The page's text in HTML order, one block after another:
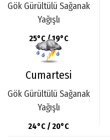
Gök Gürültülü Sağanak
Yağışlı
25°C / 19°C
Cumartesi
Gök Gürültülü Sağanak
Yağışlı
24°C / 20°C